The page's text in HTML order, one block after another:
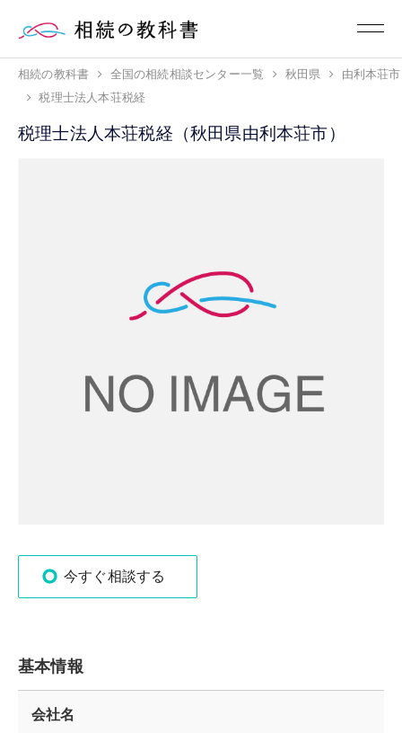
相続の教科書 全国の相続相談センター一覧 秋田県
由利本荘市
税理士法人本荘税経
税理士法人本荘税経（秋田県由利本荘市）
今すぐ相談する
基本情報
会社名